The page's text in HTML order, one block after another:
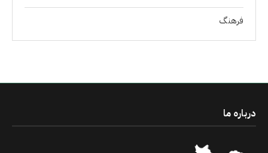
فرهنگ
درباره ما